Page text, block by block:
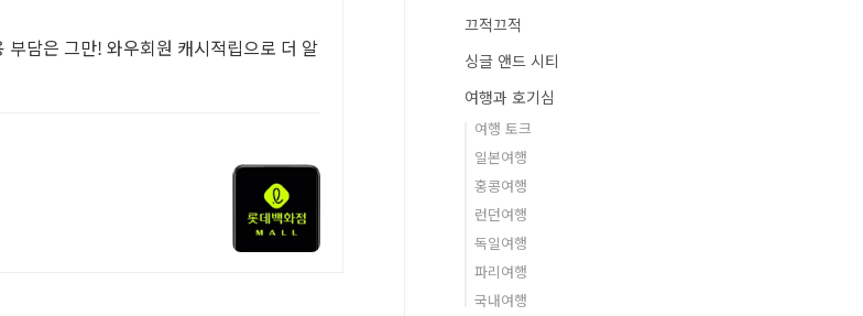
담은 그만! 와우회원 캐시적립으로 더 알
끄적끄적
싱글 앤드 시티
여행과 호기심
여행 토크
일본여행
홍콩여행
런던여행
독일여행
파리여행
국내여행